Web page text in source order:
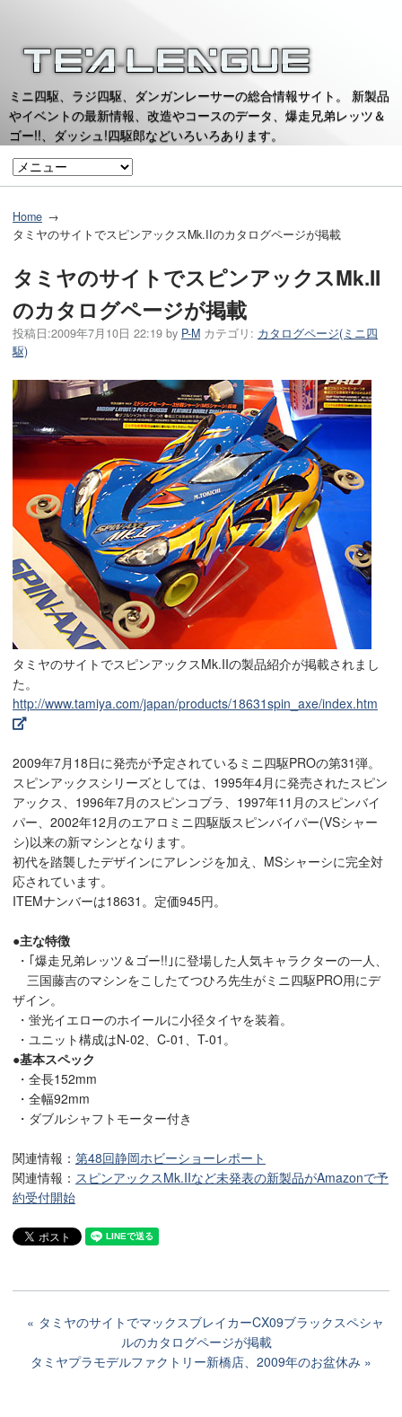
ミニ四駆、ラジ四駆、ダンガンレーサーの総合情報サイト。 新製品
やイベントの最新情報、改造やコースのデータ、爆走兄弟レッツ＆
ゴー!!、ダッシュ!四駆郎などいろいろあります。
Home
タミヤのサイトでスピンアックスMk.IIのカタログページが掲載
タミヤのサイトでスピンアックスMk.II
のカタログページが掲載
投稿日:2009年7月10日 22:19 by P-M カテゴリ: カタログページ(ミニ四
駆)
タミヤのサイトでスピンアックスMk.IIの製品紹介が掲載されまし
た。
http://www.tamiya.com/japan/products/18631spin_axe/index.htm
2009年7月18日に発売が予定されているミニ四駆PROの第31弾。
スピンアックスシリーズとしては、1995年4月に発売されたスピン
アックス、1996年7月のスピンコブラ、1997年11月のスピンバイ
パー、2002年12月のエアロミニ四駆版スピンバイパー(VSシャー
シ)以来の新マシンとなります。
初代を踏襲したデザインにアレンジを加え、MSシャーシに完全対
応されています。
ITEMナンバーは18631。定価945円。
●主な特徴
・｢爆走兄弟レッツ＆ゴー!!｣に登場した人気キャラクターの一人、
三国藤吉のマシンをこしたてつひろ先生がミニ四駆PRO用にデ
ザイン。
・蛍光イエローのホイールに小径タイヤを装着。
・ユニット構成はN-02、C-01、T-01。
●基本スペック
・全長152mm
・全幅92mm
・ダブルシャフトモーター付き
関連情報： 第48回静岡ホビーショーレポート
関連情報： スピンアックスMk.IIなど未発表の新製品がAmazonで予
約受付開始
タミヤのサイトでマックスブレイカーCX09ブラックスペシャ
ルのカタログページが掲載
タミヤプラモデルファクトリー新橋店、2009年のお盆休み